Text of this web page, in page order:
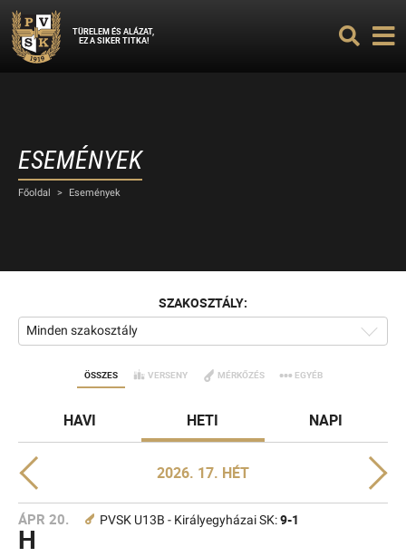
TÜRELEM ÉS ALÁZAT,
EZ A SIKER TITKA!
ESEMÉNYEK
Főoldal > Események
SZAKOSZTÁLY:
Minden szakosztály
ÖSSZES VERSENY MÉRKŐZÉS EGYÉB
HAVI HETI NAPI
2026. 17. HÉT
ÁPR 20.
H
PVSK U13B - Királyegyházai SK:9-1